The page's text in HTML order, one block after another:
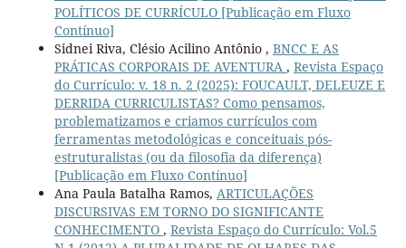
POLÍTICOS DE CURRÍCULO [Publicação em Fluxo
Contínuo]
Sidnei Riva, Clésio Acilino Antônio , BNCC E AS
PRÁTICAS CORPORAIS DE AVENTURA , Revista Espaço
do Currículo: v. 18 n. 2 (2025): FOUCAULT, DELEUZE E
DERRIDA CURRICULISTAS? Como pensamos,
problematizamos e criamos currículos com
ferramentas metodológicas e conceituais pós-
estruturalistas (ou da filosofia da diferença)
[Publicação em Fluxo Contínuo]
Ana Paula Batalha Ramos, ARTICULAÇÕES
DISCURSIVAS EM TORNO DO SIGNIFICANTE
CONHECIMENTO , Revista Espaço do Currículo: Vol.5